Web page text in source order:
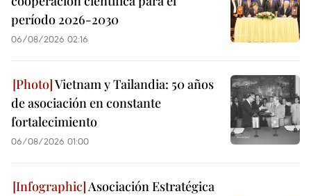
período 2026-2030
06/08/2026 02:16
Vietnam y Tailandia: 50 años
de asociación en constante
fortalecimiento
06/08/2026 01:00
Asociación Estratégica